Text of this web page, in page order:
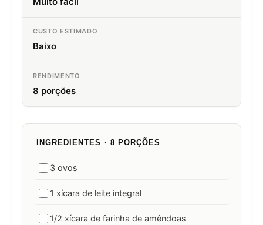
CUSTO ESTIMADO
Baixo
RENDIMENTO
8 porções
INGREDIENTES · 8 PORÇÕES
3 ovos
1 xícara de leite integral
1/2 xícara de farinha de amêndoas